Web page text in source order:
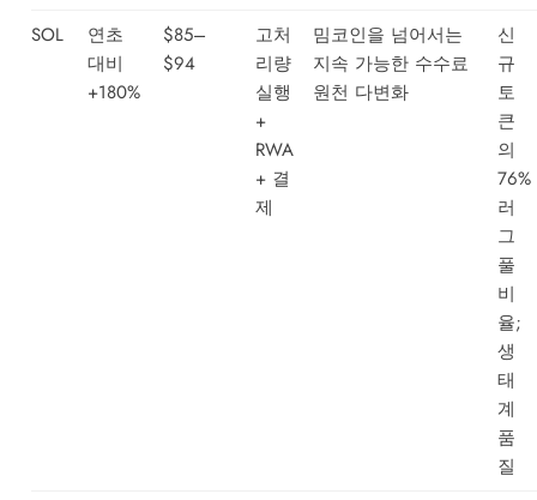
SOL
연초
대비
+180%
$85–
$94
고처
리량
실행
+
RWA
+ 결
제
밈코인을 넘어서는
지속 가능한 수수료
원천 다변화
신
규
토
큰
의
76%
러
그
풀
비
율;
생
태
계
품
질